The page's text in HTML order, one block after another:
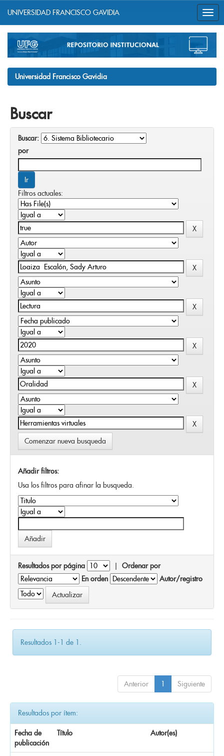
navigation
UNIVERSIDAD FRANCISCO GAVIDIA
Universidad Francisco Gavidia
Buscar
Buscar:
por
Filtros actuales:
Comenzar nueva busqueda
Añadir filtros:
Usa los filtros para afinar la busqueda.
Resultados por página | Ordenar por
En orden
Autor/registro
Resultados 1-1 de 1.
Anterior 1 Siguiente
Resultados por ítem:
Fecha de
publicación
Título Autor(es)